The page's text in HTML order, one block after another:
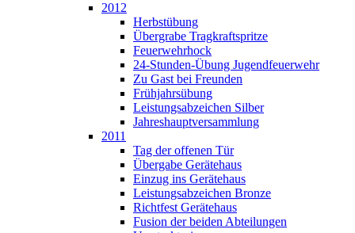
2012
Herbstübung
Übergrabe Tragkraftspritze
Feuerwehrhock
24-Stunden-Übung Jugendfeuerwehr
Zu Gast bei Freunden
Frühjahrsübung
Leistungsabzeichen Silber
Jahreshauptversammlung
2011
Tag der offenen Tür
Übergabe Gerätehaus
Einzug ins Gerätehaus
Leistungsabzeichen Bronze
Richtfest Gerätehaus
Fusion der beiden Abteilungen